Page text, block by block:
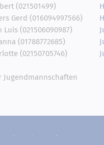
(021501499)
Gerd (016094997566)
Luis (021506090987)
(01788772685)
(02150705746)
Jugendmannschaften